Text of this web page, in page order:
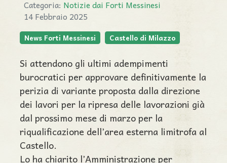
Categoria: Notizie dai Forti Messinesi
14 Febbraio 2025
News Forti Messinesi Castello di Milazzo
Si attendono gli ultimi adempimenti
burocratici per approvare definitivamente la
perizia di variante proposta dalla direzione
dei lavori per la ripresa delle lavorazioni già
dal prossimo mese di marzo per la
riqualificazione dell’area esterna limitrofa al
Castello.
Lo ha chiarito l’Amministrazione per